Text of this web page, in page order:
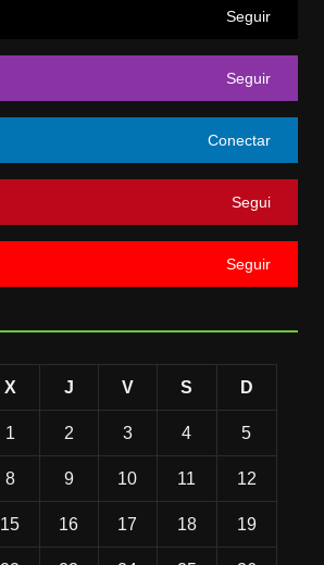
Seguir
Seguir
Conectar
Segui
Seguir
X J V S D
1 2 3 4 5
8 9 10 11 12
15 16 17 18 19